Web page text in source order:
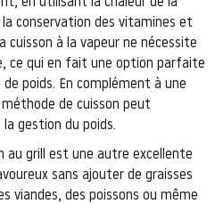
en utilisant la chaleur de la
la conservation des vitamines et
cuisson à la vapeur ne nécessite
ce qui en fait une option parfaite
poids. En complément à une
de cuisson peut
gestion du poids.
au grill est une autre excellente
sans ajouter de graisses
viandes, des poissons ou même